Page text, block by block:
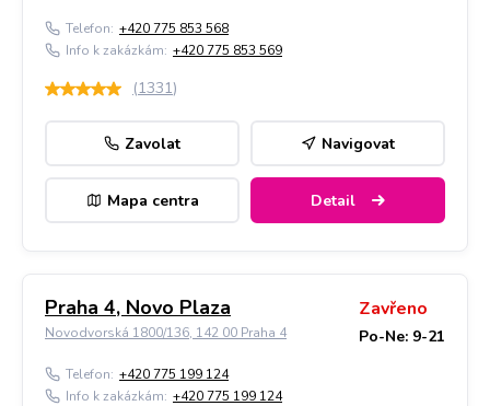
Telefon: +420 775 853 568
Info k zakázkám: +420 775 853 569
(1331)
Zavolat Navigovat
Mapa centra Detail
Praha 4, Novo Plaza
Novodvorská 1800/136, 142 00 Praha 4
Zavřeno
Po-Ne: 9-21
Telefon: +420 775 199 124
Info k zakázkám: +420 775 199 124